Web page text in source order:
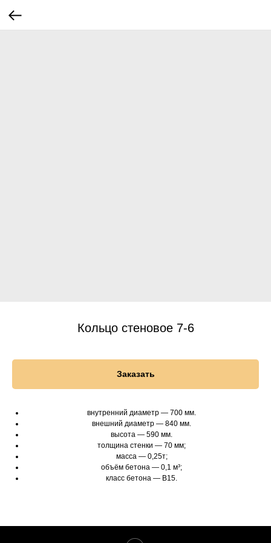
Кольцо стеновое 7-6
Заказать
внутренний диаметр — 700 мм.
внешний диаметр — 840 мм.
высота — 590 мм.
толщина стенки — 70 мм;
масса — 0,25т;
объём бетона — 0,1 м³;
класс бетона — B15.